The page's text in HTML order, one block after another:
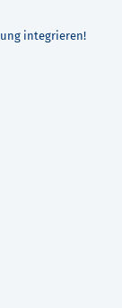
integrieren!